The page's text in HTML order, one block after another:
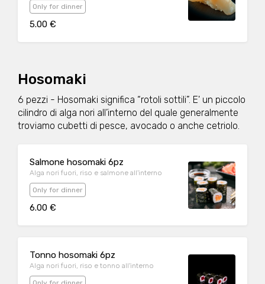
Only for dinner
5.00 €
Hosomaki
6 pezzi - Hosomaki significa “rotoli sottili”. E' un piccolo
cilindro di alga nori all’interno del quale generalmente
troviamo cubetti di pesce, avocado o anche cetriolo.
Salmone hosomaki 6pz
Alga nori fuori, riso e salmone all'interno
Only for dinner
6.00 €
Tonno hosomaki 6pz
Alga nori fuori, riso e tonno all'interno